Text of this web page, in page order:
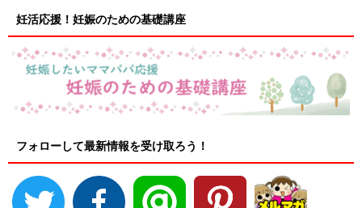
妊活応援！妊娠のための基礎講座
フォローして最新情報を受け取ろう！